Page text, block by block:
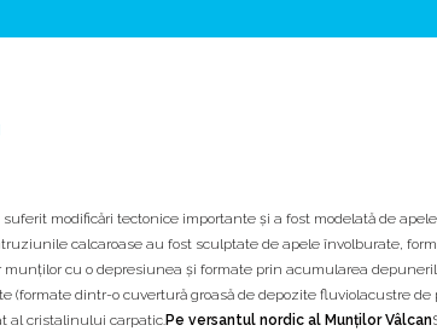
modificări tectonice importante și a fost modelată de
calcaroase au fost sculptate de apele învolburate,
cu o depresiunea și formate prin acumularea
(formate dintr-o cuvertură groasă de depozite fluviolacustre
al cristalinului carpatic.Pe versantul nordic al Munților Vâlcan